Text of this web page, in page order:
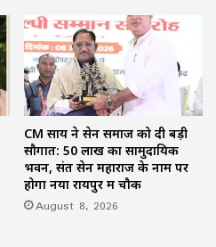
CM साय ने सेन समाज को दी बड़ी
सौगात: 50 लाख का सामुदायिक
भवन, संत सेन महाराज के नाम पर
होगा नया रायपुर में चौक
August 8, 2026